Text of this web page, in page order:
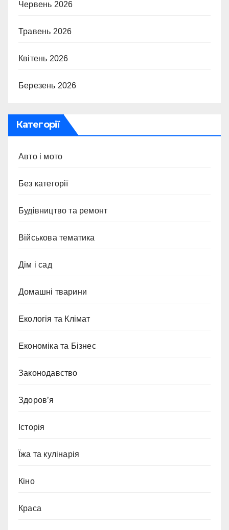
Червень 2026
Травень 2026
Квітень 2026
Березень 2026
Категорії
Авто і мото
Без категорії
Будівництво та ремонт
Військова тематика
Дім і сад
Домашні тварини
Екологія та Клімат
Економіка та Бізнес
Законодавство
Здоров’я
Історія
Їжа та кулінарія
Кіно
Краса